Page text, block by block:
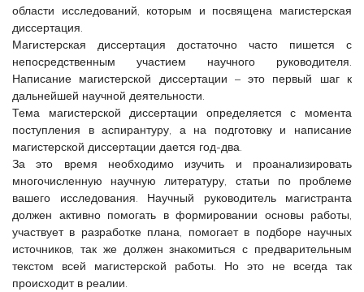
области исследований, которым и посвящена магистерская
диссертация.
Магистерская диссертация достаточно часто пишется с
непосредственным участием научного руководителя.
Написание магистерской диссертации – это первый шаг к
дальнейшей научной деятельности.
Тема магистерской диссертации определяется с момента
поступления в аспирантуру, а на подготовку и написание
магистерской диссертации дается год-два.
За это время необходимо изучить и проанализировать
многочисленную научную литературу, статьи по проблеме
вашего исследования. Научный руководитель магистранта
должен активно помогать в формировании основы работы,
участвует в разработке плана, помогает в подборе научных
источников, так же должен знакомиться с предварительным
текстом всей магистерской работы. Но это не всегда так
происходит в реалии.